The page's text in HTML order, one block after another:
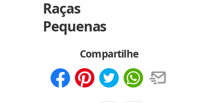
Raças
Pequenas
Compartilhe